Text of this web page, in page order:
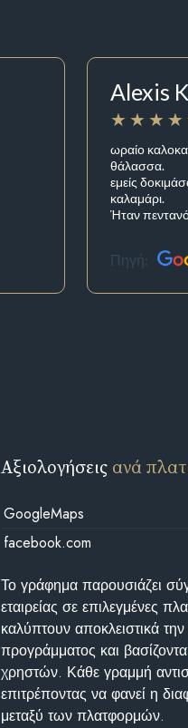
Alexis
ωραίο
θάλασσα.
εμείς
καλαμάρι.
Ήταν
Πηγή:
Αξιολογήσεις ανά
GoogleMaps
facebook.com
Το γράφημα παρουσιάζει
εταιρείας σε επιλεγμένες
καλύπτουν αποκλειστικά
προγράμματος και
χρηστών. Κάθε γραμμή
επιτρέποντας να φανεί η
μεταξύ των πλατφορμών.